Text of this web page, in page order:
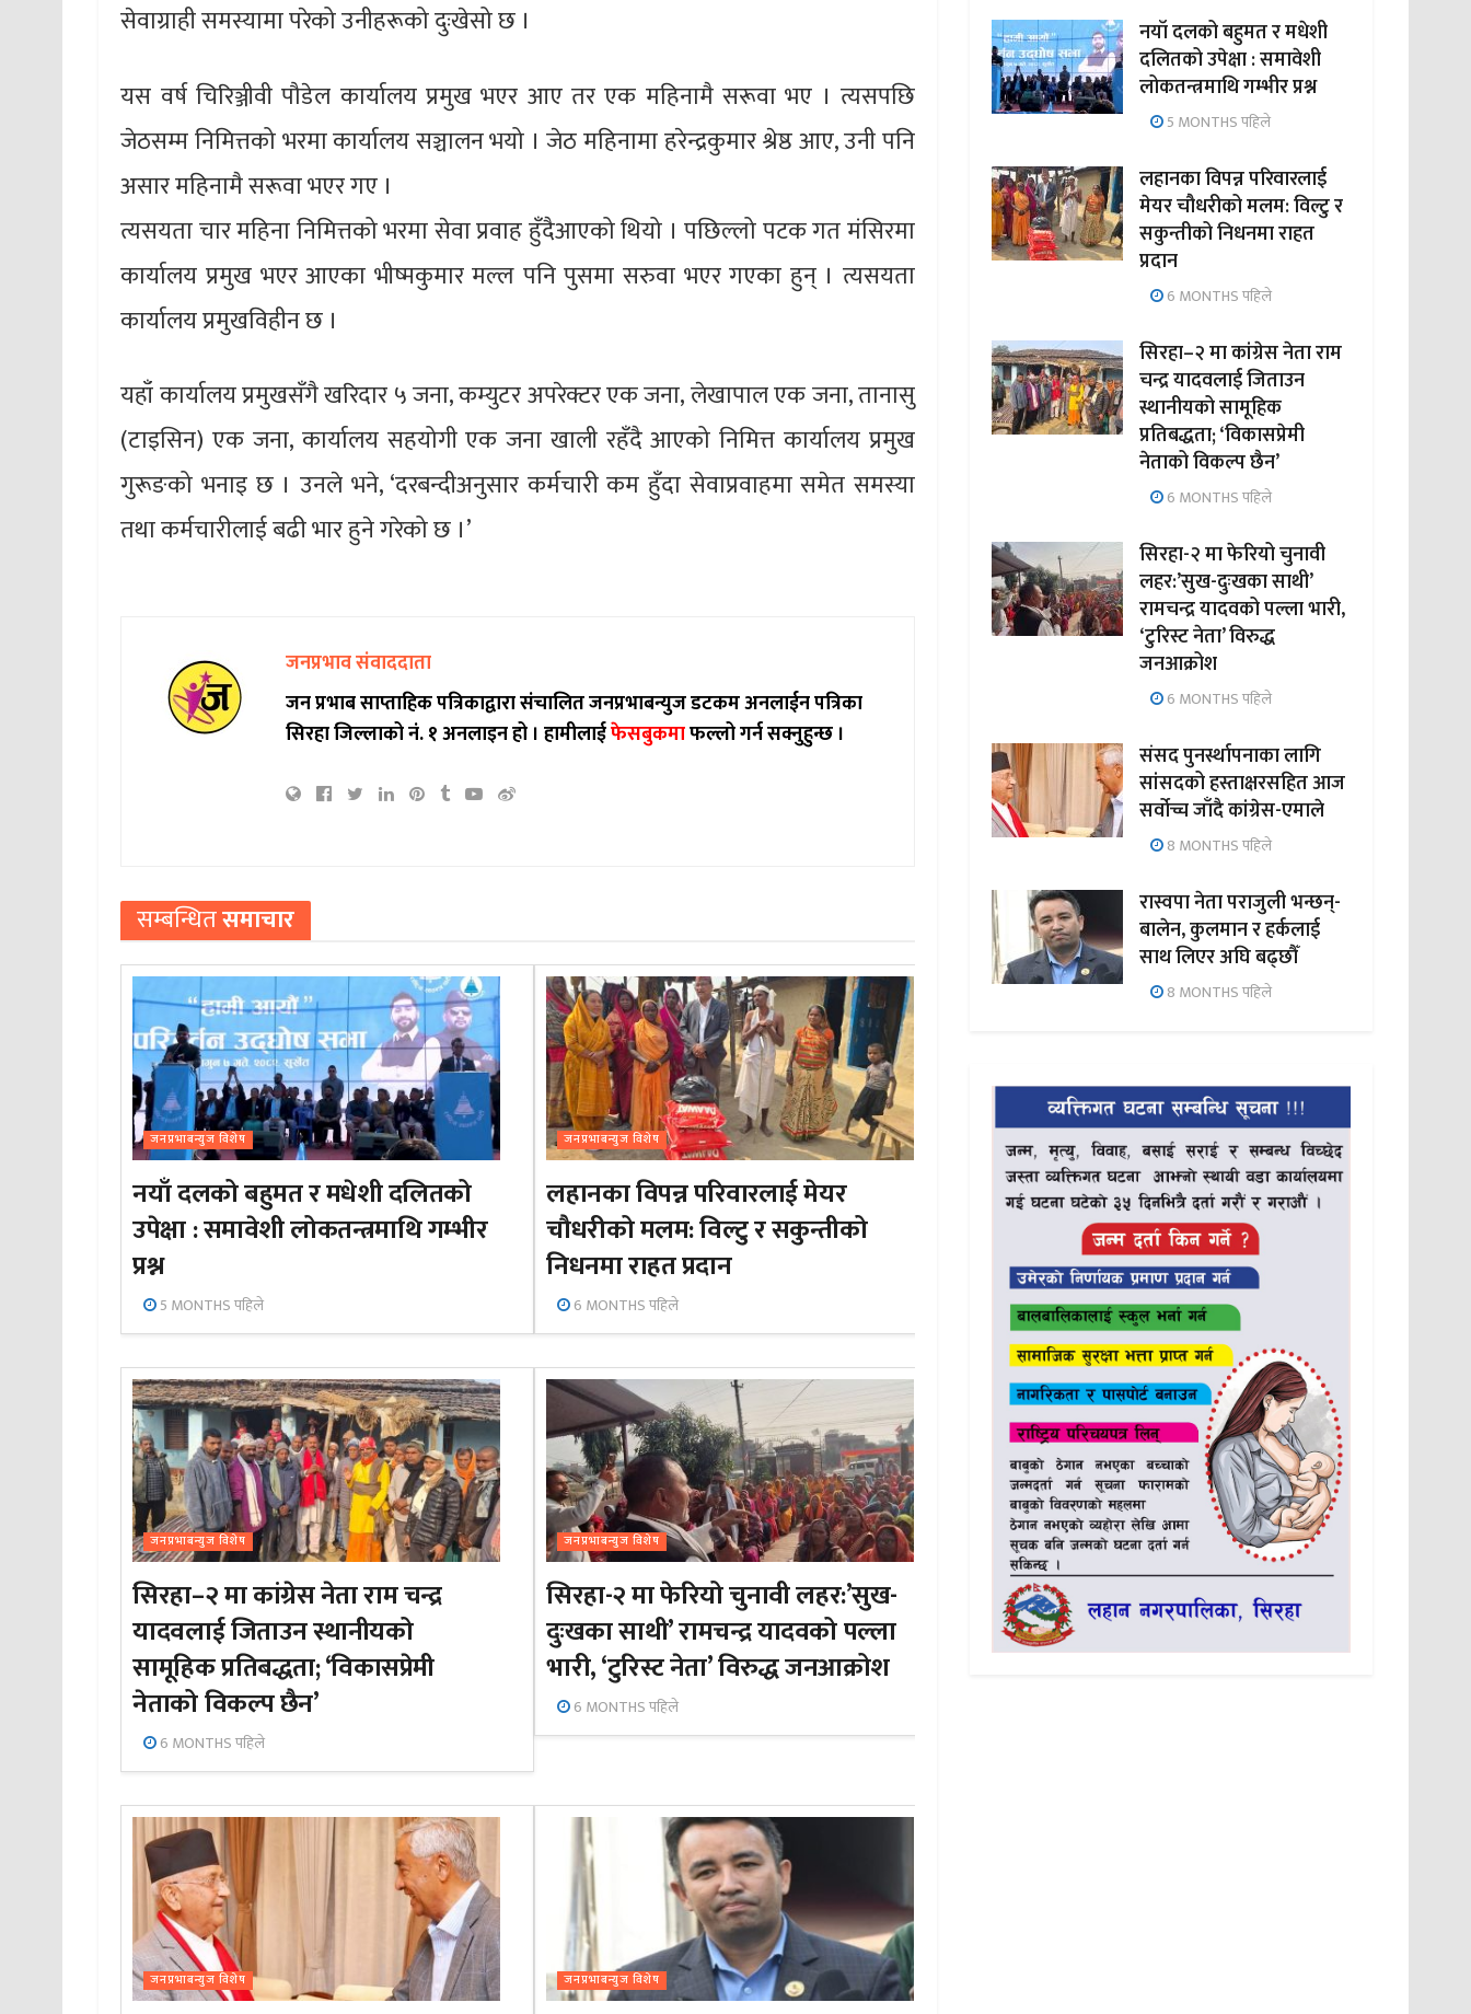
सेवाग्राही समस्यामा परेको उनीहरूको दुःखेसो छ ।
यस वर्ष चिरिञ्जीवी पौडेल कार्यालय प्रमुख भएर आए तर एक महिनामै सरूवा भए । त्यसपछि
जेठसम्म निमित्तको भरमा कार्यालय सञ्चालन भयो । जेठ महिनामा हरेन्द्रकुमार श्रेष्ठ आए, उनी पनि
असार महिनामै सरूवा भएर गए ।
त्यसयता चार महिना निमित्तको भरमा सेवा प्रवाह हुँदैआएको थियो । पछिल्लो पटक गत मंसिरमा
कार्यालय प्रमुख भएर आएका भीष्मकुमार मल्ल पनि पुसमा सरुवा भएर गएका हुन् । त्यसयता
कार्यालय प्रमुखविहीन छ ।
यहाँ कार्यालय प्रमुखसँगै खरिदार ५ जना, कम्युटर अपरेक्टर एक जना, लेखापाल एक जना, तानासु
(टाइसिन) एक जना, कार्यालय सहयोगी एक जना खाली रहँदै आएको निमित्त कार्यालय प्रमुख
गुरूङको भनाइ छ । उनले भने, ‘दरबन्दीअनुसार कर्मचारी कम हुँदा सेवाप्रवाहमा समेत समस्या
तथा कर्मचारीलाई बढी भार हुने गरेको छ ।’
जनप्रभाव संवाददाता
जन प्रभाब साप्ताहिक पत्रिकाद्वारा संचालित जनप्रभाबन्युज डटकम अनलाईन पत्रिका
सिरहा जिल्लाको नं. १ अनलाइन हो ।हामीलाईफेसबुकमाफल्लो गर्न सक्नुहुन्छ ।
सम्बन्धितसमाचार
जनप्रभाबन्युज विशेष
नयाँ दलको बहुमत र मधेशी दलितको
उपेक्षा : समावेशी लोकतन्त्रमाथि गम्भीर
प्रश्न
5 MONTHS पहिले
जनप्रभाबन्युज विशेष
लहानका विपन्न परिवारलाई मेयर
चौधरीको मलम: विल्टु र सकुन्तीको
निधनमा राहत प्रदान
6 MONTHS पहिले
जनप्रभाबन्युज विशेष
सिरहा–२ मा कांग्रेस नेता राम चन्द्र
यादवलाई जिताउन स्थानीयको
सामूहिक प्रतिबद्धता; ‘विकासप्रेमी
नेताको विकल्प छैन’
6 MONTHS पहिले
जनप्रभाबन्युज विशेष
सिरहा-२ मा फेरियो चुनावी लहर:’सुख-
दुःखका साथी’ रामचन्द्र यादवको पल्ला
भारी, ‘टुरिस्ट नेता’ विरुद्ध जनआक्रोश
6 MONTHS पहिले
जनप्रभाबन्युज विशेष जनप्रभाबन्युज विशेष
नयाँ दलको बहुमत र मधेशी
दलितको उपेक्षा : समावेशी
लोकतन्त्रमाथि गम्भीर प्रश्न
5 MONTHS पहिले
लहानका विपन्न परिवारलाई
मेयर चौधरीको मलम: विल्टु र
सकुन्तीको निधनमा राहत
प्रदान
6 MONTHS पहिले
सिरहा–२ मा कांग्रेस नेता राम
चन्द्र यादवलाई जिताउन
स्थानीयको सामूहिक
प्रतिबद्धता; ‘विकासप्रेमी
नेताको विकल्प छैन’
6 MONTHS पहिले
सिरहा-२ मा फेरियो चुनावी
लहर:’सुख-दुःखका साथी’
रामचन्द्र यादवको पल्ला भारी,
‘टुरिस्ट नेता’ विरुद्ध
जनआक्रोश
6 MONTHS पहिले
संसद पुनर्स्थापनाका लागि
सांसदको हस्ताक्षरसहित आज
सर्वोच्च जाँदै कांग्रेस-एमाले
8 MONTHS पहिले
रास्वपा नेता पराजुली भन्छन्-
बालेन, कुलमान र हर्कलाई
साथ लिएर अघि बढ्छौँ
8 MONTHS पहिले